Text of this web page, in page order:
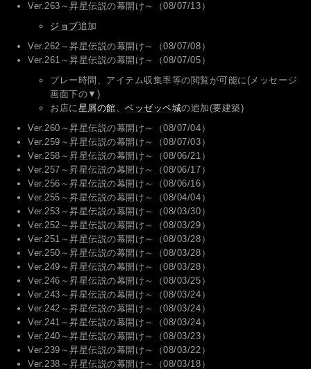
Ver.263～昇星伝説の幕開け～（08/07/13）
ジョブ追加
Ver.262～昇星伝説の幕開け～（08/07/08）
Ver.261～昇星伝説の幕開け～（08/07/05）
プレー時間、アイテム収集率等の閲覧が可能に(メッセージ
画面下の▼)
お店に星屑の館、ベッゼッペ城の追加(要建築)
Ver.260～昇星伝説の幕開け～（08/07/04）
Ver.259～昇星伝説の幕開け～（08/07/03）
Ver.258～昇星伝説の幕開け～（08/06/21）
Ver.257～昇星伝説の幕開け～（08/06/17）
Ver.256～昇星伝説の幕開け～（08/06/16）
Ver.255～昇星伝説の幕開け～（08/04/04）
Ver.253～昇星伝説の幕開け～（08/03/30）
Ver.252～昇星伝説の幕開け～（08/03/29）
Ver.251～昇星伝説の幕開け～（08/03/28）
Ver.250～昇星伝説の幕開け～（08/03/28）
Ver.249～昇星伝説の幕開け～（08/03/28）
Ver.246～昇星伝説の幕開け～（08/03/25）
Ver.243～昇星伝説の幕開け～（08/03/24）
Ver.242～昇星伝説の幕開け～（08/03/24）
Ver.241～昇星伝説の幕開け～（08/03/24）
Ver.240～昇星伝説の幕開け～（08/03/23）
Ver.239～昇星伝説の幕開け～（08/03/22）
Ver.238～昇星伝説の幕開け～（08/03/18）